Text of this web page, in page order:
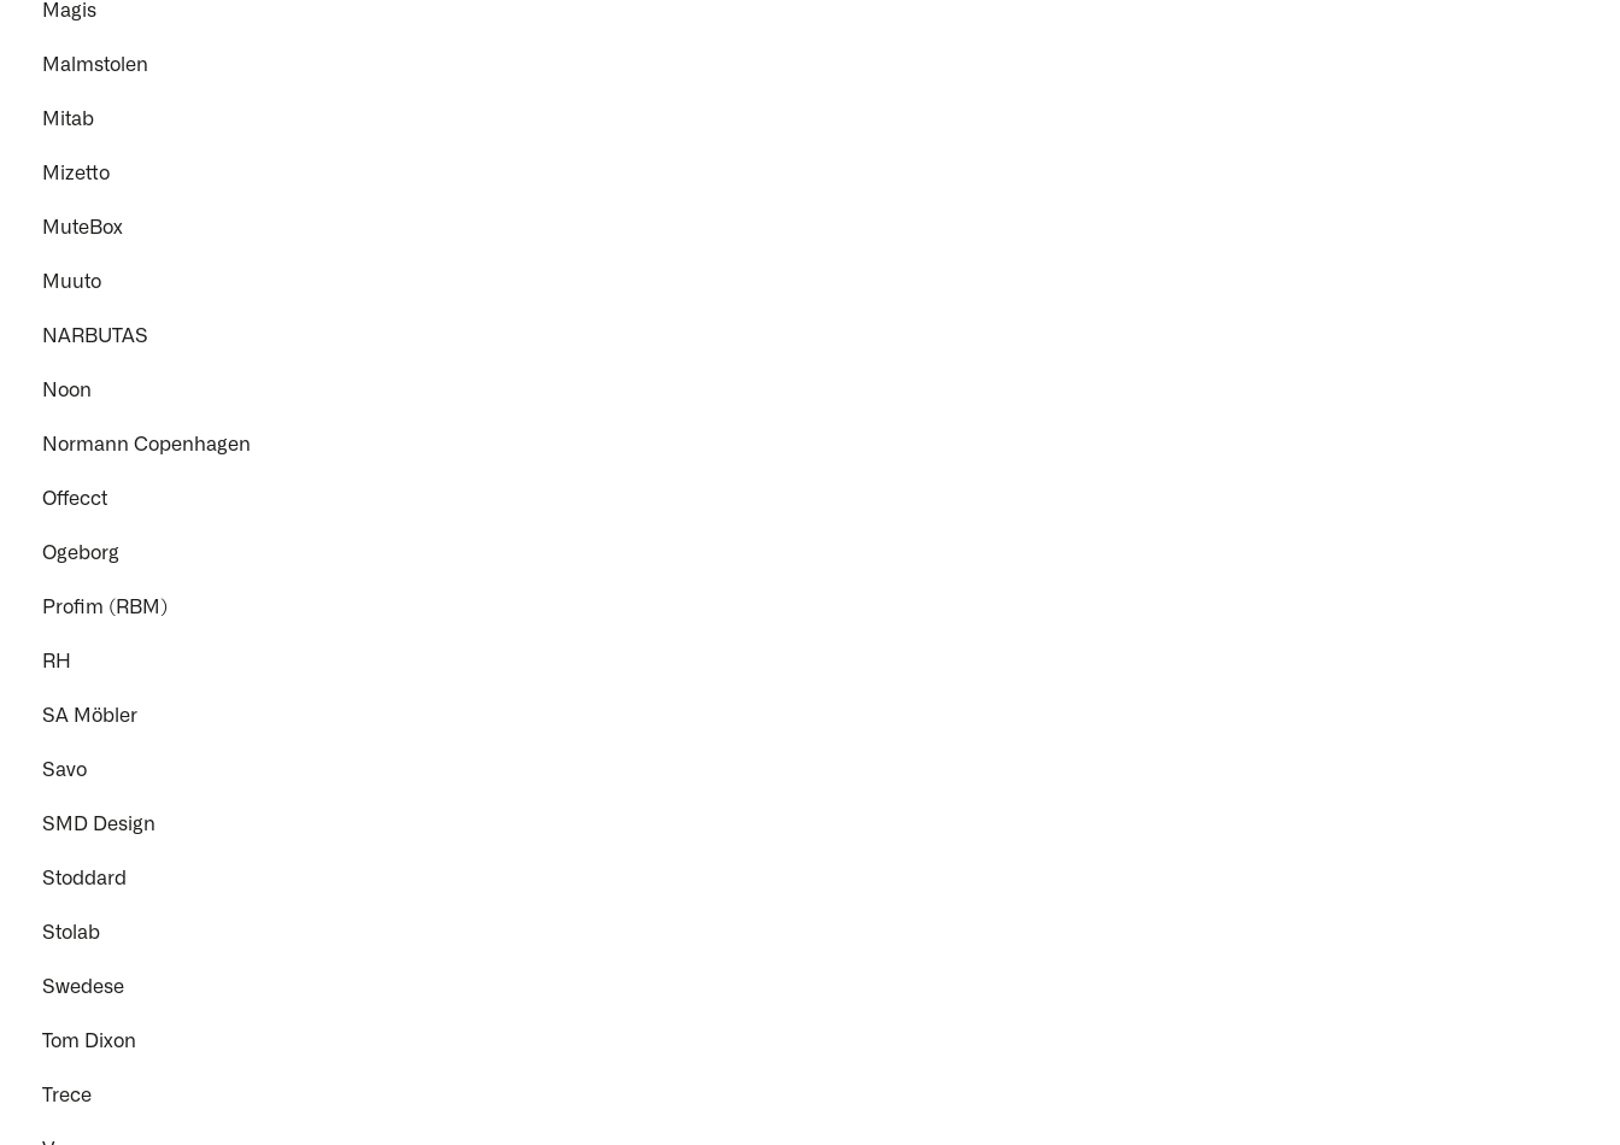
Magis
Malmstolen
Mitab
Mizetto
MuteBox
Muuto
NARBUTAS
Noon
Normann Copenhagen
Offecct
Ogeborg
Profim (RBM)
RH
SA Möbler
Savo
SMD Design
Stoddard
Stolab
Swedese
Tom Dixon
Trece